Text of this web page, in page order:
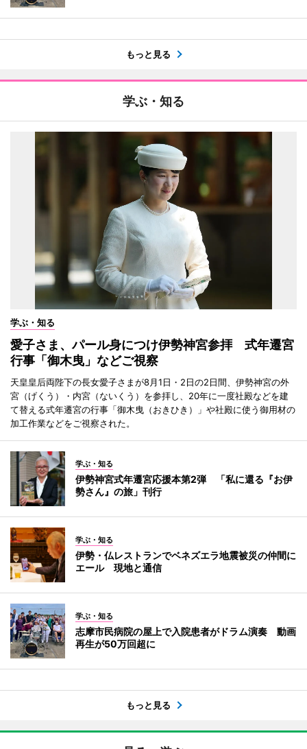
もっと見る
学ぶ・知る
学ぶ・知る
愛子さま、パール身につけ伊勢神宮参拝 式年遷宮
行事「御木曳」などご視察
天皇皇后両陛下の長女愛子さまが8月1日・2日の2日間、伊勢神宮の外
宮（げくう）・内宮（ないくう）を参拝し、20年に一度社殿などを建
て替える式年遷宮の行事「御木曳（おきひき）」や社殿に使う御用材の
加工作業などをご視察された。
学ぶ・知る
伊勢神宮式年遷宮応援本第2弾 「私に還る『お伊
勢さん』の旅」刊行
学ぶ・知る
伊勢・仏レストランでベネズエラ地震被災の仲間に
エール 現地と通信
学ぶ・知る
志摩市民病院の屋上で入院患者がドラム演奏 動画
再生が50万回超に
もっと見る